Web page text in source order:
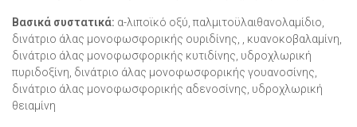
Βασικά συστατικά: α-λιποϊκό οξύ, παλμιτοϋλαιθανολαμίδιο,
δινάτριο άλας μονοφωσφορικής ουριδίνης, , κυανοκοβαλαμίνη,
δινάτριο άλας μονοφωσφορικής κυτιδίνης, υδροχλωρική
πυριδοξίνη, δινάτριο άλας μονοφωσφορικής γουανοσίνης,
δινάτριο άλας μονοφωσφορικής αδενοσίνης, υδροχλωρική
θειαμίνη